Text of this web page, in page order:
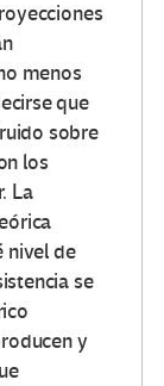
menos
que
sobre
los
La
nivel de
se
y